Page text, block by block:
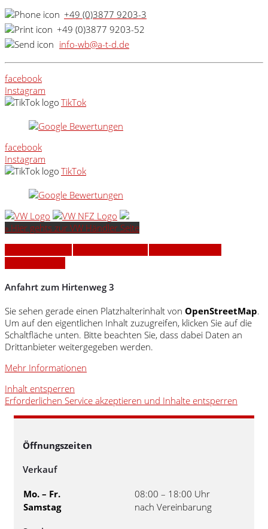
+49 (0)3877 9203-3
+49 (0)3877 9203-52
info-wb@a-t-d.de
facebook
Instagram
TikTok
facebook
Instagram
TikTok
» Hier gehts zur VW Händler Seite
Anfahrt zum Hirtenweg 3
Sie sehen gerade einen Platzhalterinhalt von OpenStreetMap.
Um auf den eigentlichen Inhalt zuzugreifen, klicken Sie auf die
Schaltfläche unten. Bitte beachten Sie, dass dabei Daten an
Drittanbieter weitergegeben werden.
Mehr Informationen
Inhalt entsperren
Erforderlichen Service akzeptieren und Inhalte entsperren
Öffnungszeiten
Verkauf
Mo. – Fr.
08:00 – 18:00 Uhr
Samstag
nach Vereinbarung